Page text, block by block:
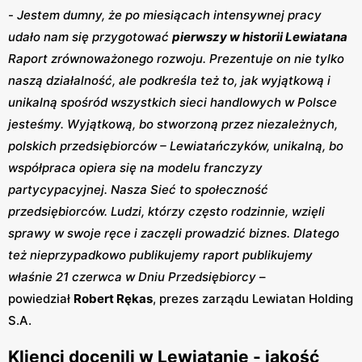
- Jestem dumny, że po miesiącach intensywnej pracy
udało nam się przygotować pierwszy w historii Lewiatana
Raport zrównoważonego rozwoju. Prezentuje on nie tylko
naszą działalność, ale podkreśla też to, jak wyjątkową i
unikalną spośród wszystkich sieci handlowych w Polsce
jesteśmy. Wyjątkową, bo stworzoną przez niezależnych,
polskich przedsiębiorców – Lewiatańczyków, unikalną, bo
współpraca opiera się na modelu franczyzy
partycypacyjnej. Nasza Sieć to społeczność
przedsiębiorców. Ludzi, którzy często rodzinnie, wzięli
sprawy w swoje ręce i zaczęli prowadzić biznes. Dlatego
też nieprzypadkowo publikujemy raport publikujemy
właśnie 21 czerwca w Dniu Przedsiębiorcy –
powiedział Robert Rękas, prezes zarządu Lewiatan Holding
S.A.
Klienci docenili w Lewiatanie - jakość